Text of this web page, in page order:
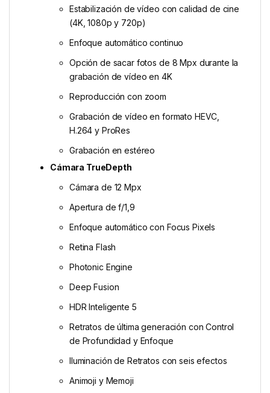
Estabilización de vídeo con calidad de cine
(4K, 1080p y 720p)
Enfoque automático continuo
Opción de sacar fotos de 8 Mpx durante la
grabación de vídeo en 4K
Reproducción con zoom
Grabación de vídeo en formato HEVC,
H.264 y ProRes
Grabación en estéreo
Cámara TrueDepth
Cámara de 12 Mpx
Apertura de f/1,9
Enfoque automático con Focus Pixels
Retina Flash
Photonic Engine
Deep Fusion
HDR Inteligente 5
Retratos de última generación con Control
de Profundidad y Enfoque
Iluminación de Retratos con seis efectos
Animoji y Memoji